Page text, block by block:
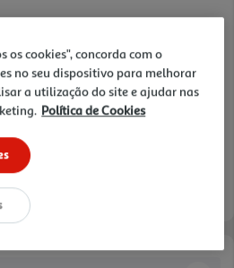
os cookies", concorda com o
no seu dispositivo para melhorar
a utilização do site e ajudar nas
Política de Cookies